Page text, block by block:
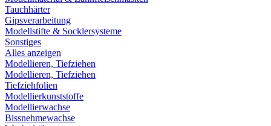
Tauchhärter
Gipsverarbeitung
Modellstifte & Socklersysteme
Sonstiges
Alles anzeigen
Modellieren, Tiefziehen
Modellieren, Tiefziehen
Tiefziehfolien
Modellierkunststoffe
Modellierwachse
Bissnehmewachse